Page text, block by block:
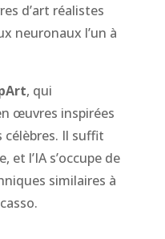
d’art réalistes
neuronaux l’un à
, qui
œuvres inspirées
Il suffit
et l’IA s’occupe de
similaires à